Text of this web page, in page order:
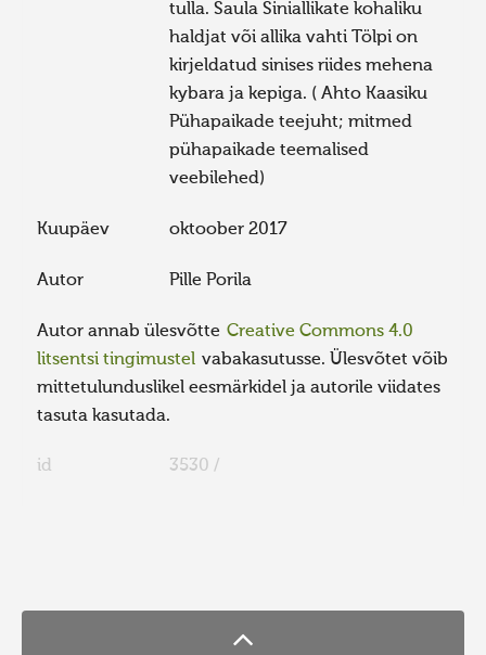
tulla. Saula Siniallikate kohaliku
haldjat või allika vahti Tölpi on
kirjeldatud sinises riides mehena
kybara ja kepiga. ( Ahto Kaasiku
Pühapaikade teejuht; mitmed
pühapaikade teemalised
veebilehed)
Kuupäev oktoober 2017
Autor Pille Porila
Autor annab ülesvõtte Creative Commons 4.0
litsentsi tingimustel vabakasutusse. Ülesvõtet võib
mittetulunduslikel eesmärkidel ja autorile viidates
tasuta kasutada.
id 3530 /